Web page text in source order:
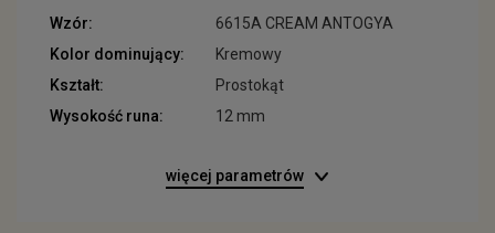
Wzór:
6615A CREAM ANTOGYA
Kolor dominujący:
Kremowy
Kształt:
Prostokąt
Wysokość runa:
12 mm
więcej parametrów